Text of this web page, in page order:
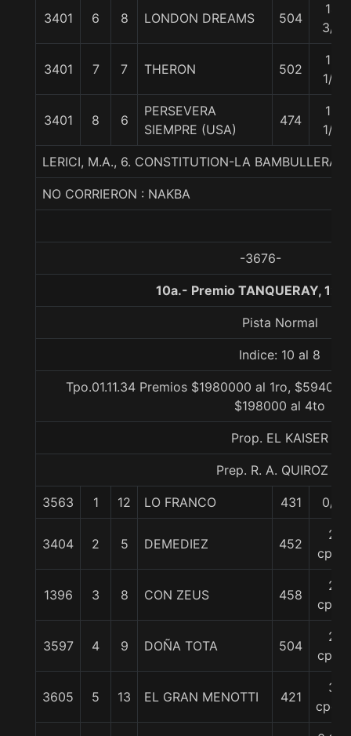
3401 6 8 LONDON DREAMS 504
14
3/4
3401 7 7 THERON 502
19
1/2
3401 8 6
PERSEVERA
SIEMPRE (USA)
474
19
1/2
LERICI, M.A., 6. CONSTITUTION-LA BAMBULLERA-
NO CORRIERON : NAKBA
-3676-
10a.- Premio TANQUERAY,
Pista Normal
Indice: 10 al 8
Tpo.01.11.34 Premios $1980000 al 1ro,
$198000 al 4to
Prop. EL KAISER
Prep. R. A. QUIROZ S.
3563 1 12 LO FRANCO 431 0/0
3404 2 5 DEMEDIEZ 452
2
cpos
1396 3 8 CON ZEUS 458
2
cpos
3597 4 9 DOÑA TOTA 504
2
cpos
3605 5 13 EL GRAN MENOTTI 421
3
cpos.